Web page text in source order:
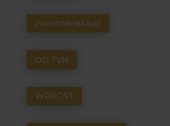
zwrotnikraka.pl
DD TVN
WPROST